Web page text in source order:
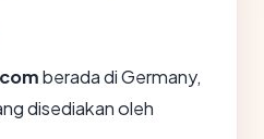
berada di Germany,
disediakan oleh